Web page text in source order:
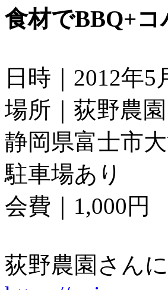
食材でBBQ+コ
日時｜2012年
場所｜荻野農園
静岡県富士市
駐車場あり
会費｜1,000
荻野農園さん